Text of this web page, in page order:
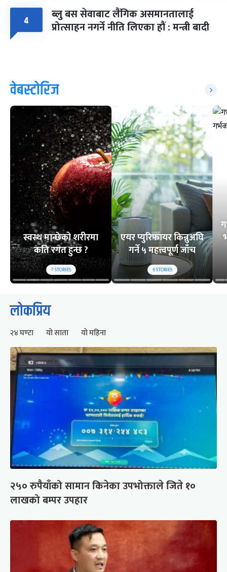
४ ब्लु बस सेवाबाट लैंगिक असमानतालाई
प्रोत्साहन नगर्ने नीति लिएका हौं : मन्त्री बादी
वेबस्टोरिज
स्वस्थ मान्छेको शरीरमा
कति रगत हुन्छ ?
7STORIES
एयर प्युरिफायर किन्नुअघि
गर्ने ५ महत्त्वपूर्ण जाँच
6STORIES
लोकप्रिय
२४ घण्टा यो साता यो महिना
२५० रुपैयाँको सामान किनेका उपभोक्ताले जिते १०
लाखको बम्पर उपहार